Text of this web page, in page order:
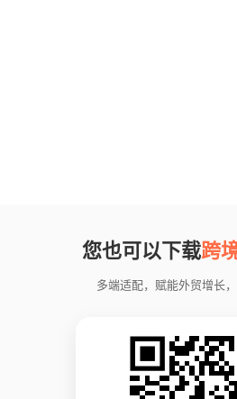
您也可以下载跨
多端适配，赋能外贸增长